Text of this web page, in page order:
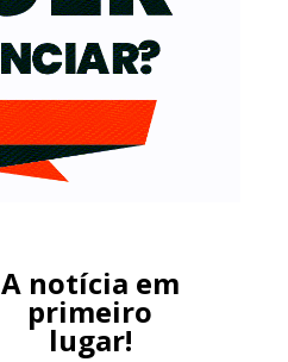
A notícia em
primeiro
lugar!